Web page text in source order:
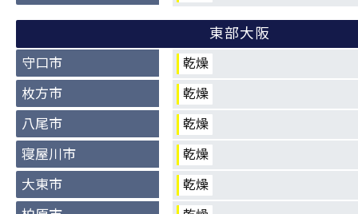
東部大阪
守口市
乾燥
枚方市 乾燥
八尾市 乾燥
寝屋川市 乾燥
大東市 乾燥